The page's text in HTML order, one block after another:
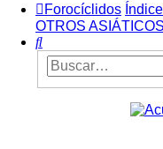
Forocíclidos
OTROS ASIÁTICOS
Buscar